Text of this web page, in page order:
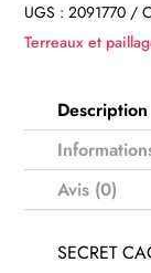
UGS :2091770
Terreaux et
Description
Avis (0)
SECRET